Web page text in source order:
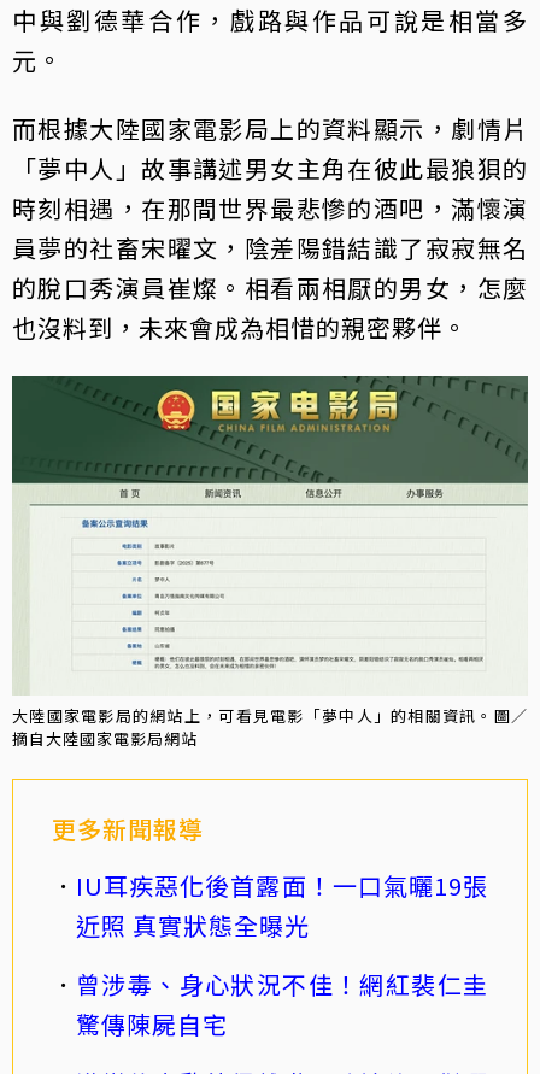
中與劉德華合作，戲路與作品可說是相當多
元。
而根據大陸國家電影局上的資料顯示，劇情片
「夢中人」故事講述男女主角在彼此最狼狽的
時刻相遇，在那間世界最悲慘的酒吧，滿懷演
員夢的社畜宋曜文，陰差陽錯結識了寂寂無名
的脫口秀演員崔燦。相看兩相厭的男女，怎麼
也沒料到，未來會成為相惜的親密夥伴。
大陸國家電影局的網站上，可看見電影「夢中人」的相關資訊。圖／
摘自大陸國家電影局網站
更多新聞報導
IU耳疾惡化後首露面！一口氣曬19張
近照 真實狀態全曝光
曾涉毒、身心狀況不佳！網紅裴仁圭
驚傳陳屍自宅